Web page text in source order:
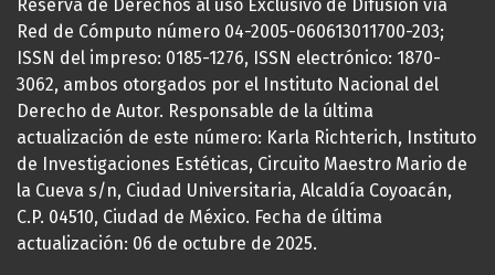
Reserva de Derechos al uso Exclusivo de Difusión vía
Red de Cómputo número 04-2005-060613011700-203;
ISSN del impreso: 0185-1276, ISSN electrónico: 1870-
3062, ambos otorgados por el Instituto Nacional del
Derecho de Autor. Responsable de la última
actualización de este número: Karla Richterich, Instituto
de Investigaciones Estéticas, Circuito Maestro Mario de
la Cueva s/n, Ciudad Universitaria, Alcaldía Coyoacán,
C.P. 04510, Ciudad de México. Fecha de última
actualización: 06 de octubre de 2025.